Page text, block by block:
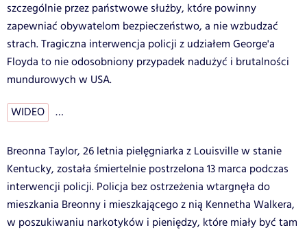
szczególnie przez państwowe służby, które powinny
zapewniać obywatelom bezpieczeństwo, a nie wzbudzać
strach. Tragiczna interwencja policji z udziałem George'a
Floyda to nie odosobniony przypadek nadużyć i brutalności
mundurowych w USA.
WIDEO …
Breonna Taylor, 26 letnia pielęgniarka z Louisville w stanie
Kentucky, została śmiertelnie postrzelona 13 marca podczas
interwencji policji. Policja bez ostrzeżenia wtargnęła do
mieszkania Breonny i mieszkającego z nią Kennetha Walkera,
w poszukiwaniu narkotyków i pieniędzy, które miały być tam